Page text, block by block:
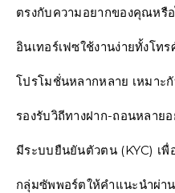
ตรงกับความอยากของคุณหรื
อินเทอร์เฟซใช้งานง่ายทั้งโท
โปรโมชั่นหลากหลาย เหมาะ
รองรับวิถีทางฝาก-ถอนหลายอ
มีระบบยืนยันตัวตน (KYC) เพื่
กลุ่มซัพพอร์ตให้คำแนะนำผ่า